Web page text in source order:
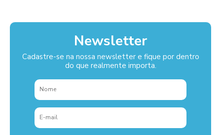
Newsletter
Cadastre-se na nossa newsletter e fique por dentro
do que realmente importa.